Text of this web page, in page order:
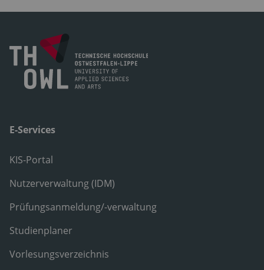
E-Services
KIS-Portal
Nutzerverwaltung (IDM)
Prüfungsanmeldung/-verwaltung
Studienplaner
Vorlesungsverzeichnis